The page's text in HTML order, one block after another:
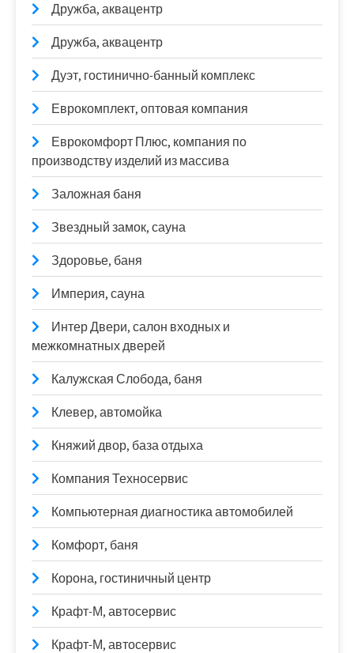
Дружба, аквацентр
Дружба, аквацентр
Дуэт, гостинично-банный комплекс
Еврокомплект, оптовая компания
Еврокомфорт Плюс, компания по
производству изделий из массива
Заложная баня
Звездный замок, сауна
Здоровье, баня
Империя, сауна
Интер Двери, салон входных и
межкомнатных дверей
Калужская Слобода, баня
Клевер, автомойка
Княжий двор, база отдыха
Компания Техносервис
Компьютерная диагностика автомобилей
Комфорт, баня
Корона, гостиничный центр
Крафт-М, автосервис
Крафт-М, автосервис